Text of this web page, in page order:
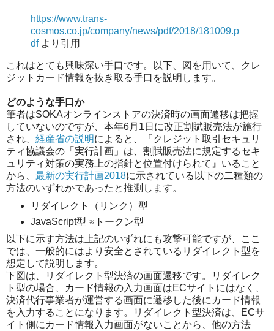
https://www.trans-
cosmos.co.jp/company/news/pdf/2018/181009.p
dfより引用
これはとても興味深い手口です。以下、図を用いて、クレ
ジットカード情報を抜き取る手口を説明します。
どのような手口か
筆者はSOKAオンラインストアの決済時の画面遷移は把握
していないのですが、本年6月1日に改正割賦販売法が施行
され、 経産省の説明によると、『クレジット取引セキュリ
ティ協議会の「実行計画」は、割賦販売法に規定するセキ
ュリティ対策の実務上の指針と位置付けられて』いること
から、 最新の実行計画2018に示されている以下の二種類の
方法のいずれかであったと推測します。
リダイレクト（リンク）型
JavaScript型 ※トークン型
以下に示す方法は上記のいずれにも攻撃可能ですが、ここ
では、一般的にはより安全とされているリダイレクト型を
想定して説明します。
下図は、リダイレクト型決済の画面遷移です。リダイレク
ト型の場合、カード情報の入力画面はECサイトにはなく、
決済代行事業者が運営する画面に遷移した後にカード情報
を入力することになります。リダイレクト型決済は、ECサ
イト側にカード情報入力画面がないことから、他の方法